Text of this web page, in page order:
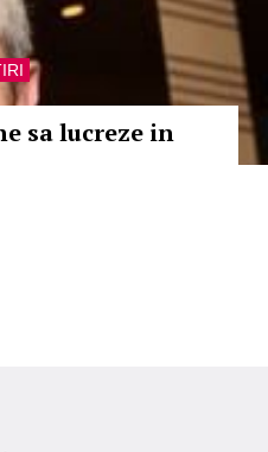
sa lucreze in